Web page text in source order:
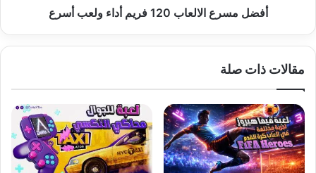
أفضل مسرع الالعاب 120 فريم أداء ولعب أسرع
مقالات ذات صلة